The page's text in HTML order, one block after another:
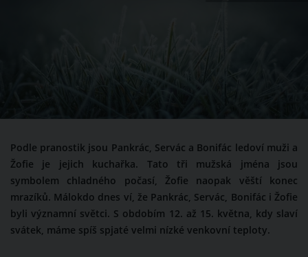
Podle pranostik jsou Pankrác, Servác a Bonifác ledoví muži a
Žofie je jejich kuchařka. Tato tři mužská jména jsou
symbolem chladného počasí, Žofie naopak věští konec
mrazíků. Málokdo dnes ví, že Pankrác, Servác, Bonifác i Žofie
byli významní světci. S obdobím 12. až 15. května, kdy slaví
svátek, máme spíš spjaté velmi nízké venkovní teploty.